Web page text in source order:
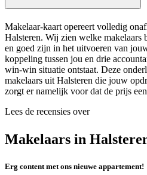
Makelaar-kaart opereert volledig
Halsteren. Wij zien welke makelaars
en goed zijn in het uitvoeren van
koppeling tussen jou en drie
win-win situatie ontstaat. Deze
makelaars uit Halsteren die jouw
zorgt er namelijk voor dat de prijs
Lees de recensies over
Makelaars in
Erg content met ons nieuwe appartement!